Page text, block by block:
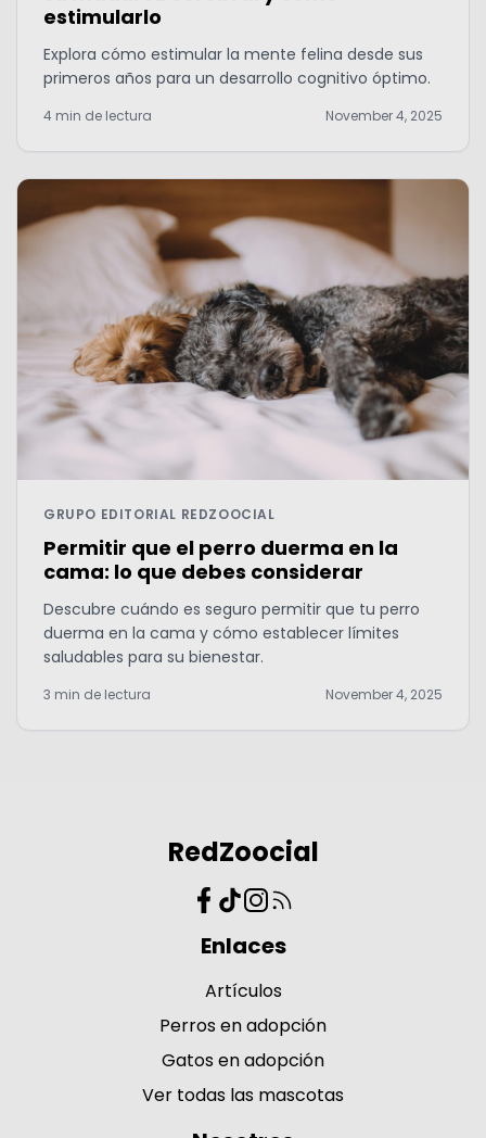
estimularlo
Explora cómo estimular la mente felina desde sus
primeros años para un desarrollo cognitivo óptimo.
4 min de lectura November 4, 2025
GRUPO EDITORIAL REDZOOCIAL
Permitir que el perro duerma en la
cama: lo que debes considerar
Descubre cuándo es seguro permitir que tu perro
duerma en la cama y cómo establecer límites
saludables para su bienestar.
3 min de lectura November 4, 2025
RedZoocial
Enlaces
Artículos
Perros en adopción
Gatos en adopción
Ver todas las mascotas